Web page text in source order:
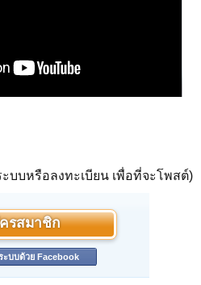
บบหรือลงทะเบียน เพื่อที่จะโพสต์)
รสมาชิก
ะบบด้วย Facebook